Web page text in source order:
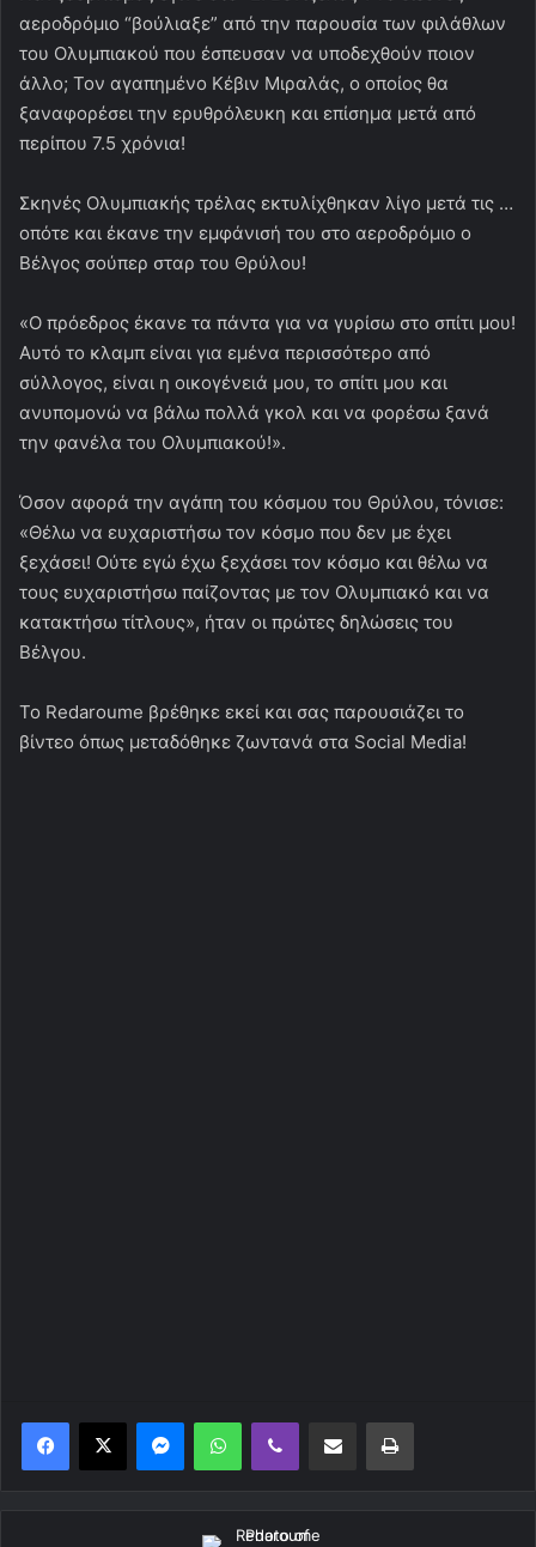
αεροδρόμιο “βούλιαξε” από την παρουσία των φιλάθλων
του Ολυμπιακού που έσπευσαν να υποδεχθούν ποιον
άλλο; Τον αγαπημένο Κέβιν Μιραλάς, ο οποίος θα
ξαναφορέσει την ερυθρόλευκη και επίσημα μετά από
περίπου 7.5 χρόνια!
Σκηνές Ολυμπιακής τρέλας εκτυλίχθηκαν λίγο μετά τις …
οπότε και έκανε την εμφάνισή του στο αεροδρόμιο ο
Βέλγος σούπερ σταρ του Θρύλου!
«Ο πρόεδρος έκανε τα πάντα για να γυρίσω στο σπίτι μου!
Αυτό το κλαμπ είναι για εμένα περισσότερο από
σύλλογος, είναι η οικογένειά μου, το σπίτι μου και
ανυπομονώ να βάλω πολλά γκολ και να φορέσω ξανά
την φανέλα του Ολυμπιακού!».
Όσον αφορά την αγάπη του κόσμου του Θρύλου, τόνισε:
«Θέλω να ευχαριστήσω τον κόσμο που δεν με έχει
ξεχάσει! Ούτε εγώ έχω ξεχάσει τον κόσμο και θέλω να
τους ευχαριστήσω παίζοντας με τον Ολυμπιακό και να
κατακτήσω τίτλους», ήταν οι πρώτες δηλώσεις του
Βέλγου.
Το Redaroume βρέθηκε εκεί και σας παρουσιάζει το
βίντεο όπως μεταδόθηκε ζωντανά στα Social Media!
MessengerWhatsAppViber Κοινοποίηση μέσω ηλεκτρονικού ταχυδρομείουΕκτύπωση